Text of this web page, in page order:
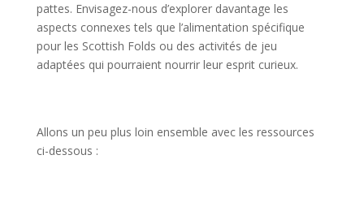
pattes. Envisagez-nous d’explorer davantage les
aspects connexes tels que l’alimentation spécifique
pour les Scottish Folds ou des activités de jeu
adaptées qui pourraient nourrir leur esprit curieux.
Allons un peu plus loin ensemble avec les ressources
ci-dessous :